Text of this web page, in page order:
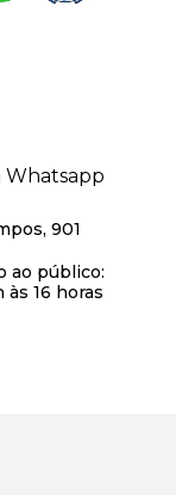
Whatsapp
901
ao público:
às 16 horas